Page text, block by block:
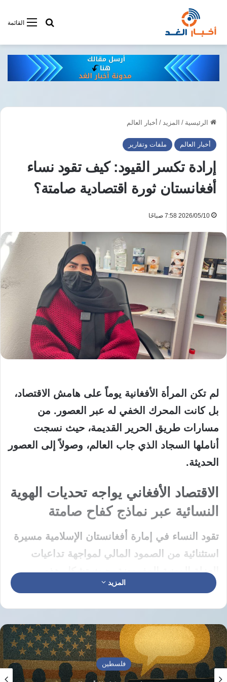
القائمةأبحت فى
الرئيسية / المزيد / أخبار العالم
أخبار العالم ملفات وتقارير
إرادة تكسر القيود: كيف تقود نساء
أفغانستان ثورة اقتصادية صامتة؟
2026/05/10 7:58 صباحًا
لم تكن المرأة الأفغانية يوماً على هامش الاقتصاد،
بل كانت المحرك الخفي له عبر العصور. من
مسارات طريق الحرير
القديمة، حيث نسجت
أناملها السجاد الذي جاب العالم، وصولاً إلى العصور
الحديثة.
الاقتصاد الأفغاني يواجه تحديات الهوية
النسائية عبر نماذج كفاح صامتة
تقود النساء في إمارة أفغانستان الإسلامية مسيرة
استثنائية من الصمود المالي لمواجهة تداعيات
العزلة المهنية المفروضة، حيث تشكل هذه
التحركات ركيزة أساسية داخل الاقتصاد الأفغاني
مرئية. تستهدف هذه الجهود خلق توازن معيشي
داخل المجتمعات المحلية بعيداً عن الأطر الوظيفية
التقليدية، لاسيما في ظل الواقع الراهن الذي
يفرض قيوداً صارمة على الحركة والعمل الميداني،
المزيد
فلسطين